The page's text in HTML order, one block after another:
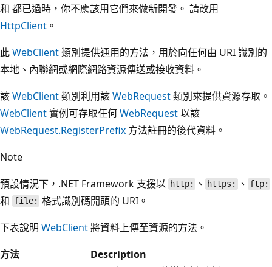
和 都已過時，你不應該用它們來做新開發。 請改用
HttpClient 。
此WebClient類別提供通用的方法，用於向任何由 URI 識別的
本地、內聯網或網際網路資源傳送或接收資料。
該WebClient類別利用該WebRequest類別來提供資源存取。
WebClient實例可存取任何WebRequest以該
WebRequest.RegisterPrefix 方法註冊的後代資料。
Note
預設情況下，.NET Framework 支援以 http: 、 https: 、 ftp:
和 file: 格式識別碼開頭的 URI。
下表說明 WebClient將資料上傳至資源的方法。
方法
Description